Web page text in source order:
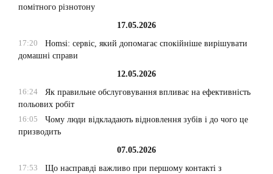
помітного різнотону
17.05.2026
17:20
Homsi: сервіс, який допомагає спокійніше вирішувати
домашні справи
12.05.2026
16:24
Як правильне обслуговування впливає на ефективність
польових робіт
16:05
Чому люди відкладають відновлення зубів і до чого це
призводить
07.05.2026
17:53
Що насправді важливо при першому контакті з